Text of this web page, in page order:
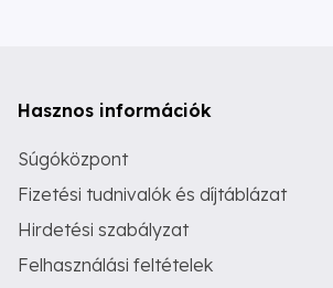
Hasznos információk
Súgóközpont
Fizetési tudnivalók és díjtáblázat
Hirdetési szabályzat
Felhasználási feltételek